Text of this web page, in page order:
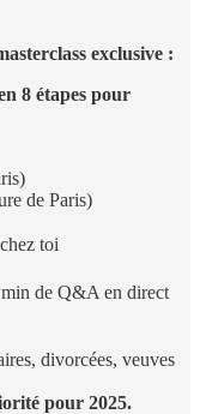
exclusive :
8 étapes pour
de Paris)
toi
de Q&A en direct
divorcées, veuves
pour 2025.